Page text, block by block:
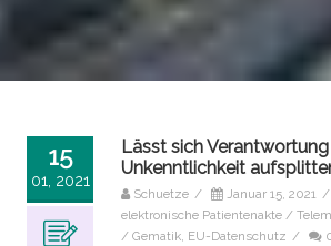
15
01, 2021
Lässt sich
Unkenntlichkeit
Schuetze / Januar 15, 2021 /
elektronische Patientenakte /
/ Gematik EU-Datenschutz /